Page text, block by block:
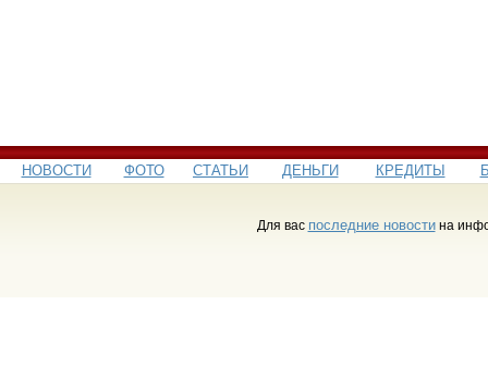
НОВОСТИ ФОТО СТАТЬИ ДЕНЬГИ КРЕДИТЫ
Для вас последние новостина